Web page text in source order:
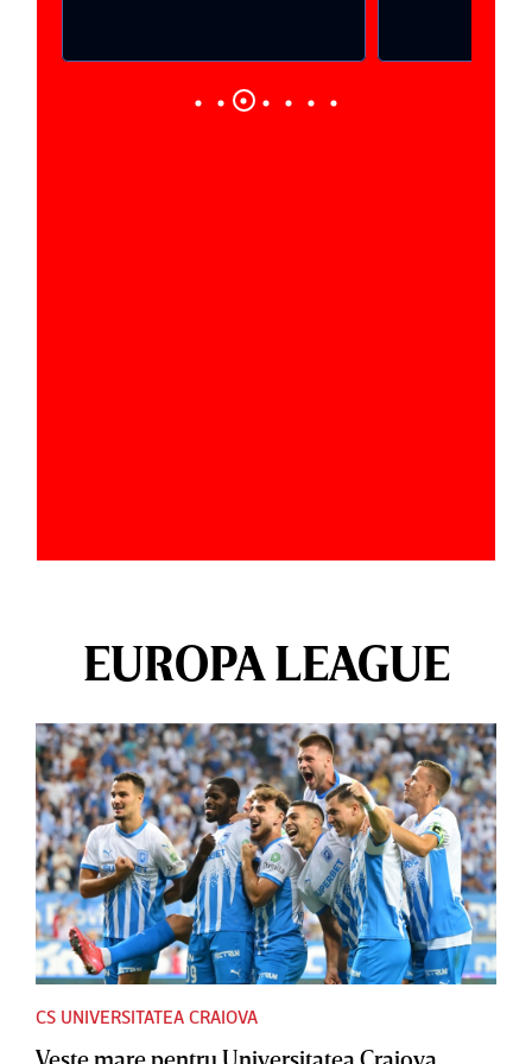
EUROPA LEAGUE
CS UNIVERSITATEA CRAIOVA
Veste mare pentru Universitatea Craiova